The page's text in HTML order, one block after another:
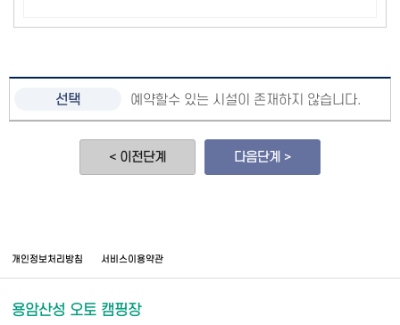
예약할수 있는 시설이 존재하지 않습니다.
< 이전단계 다음단계 >
개인정보처리방침 서비스이용약관
용암산성 오토 캠핑장